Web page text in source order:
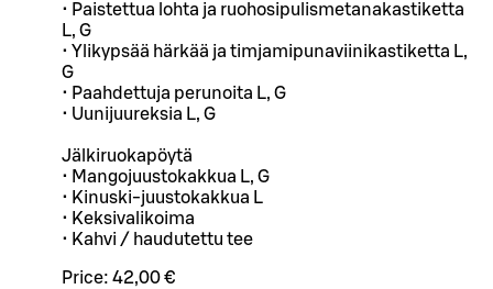
• Paistettua lohta ja ruohosipulismetanakastiketta
L, G
• Ylikypsää härkää ja timjamipunaviinikastiketta L,
G
• Paahdettuja perunoita L, G
• Uunijuureksia L, G
Jälkiruokapöytä
• Mangojuustokakkua L, G
• Kinuski-juustokakkua L
• Keksivalikoima
• Kahvi / haudutettu tee
Price: 42,00 €